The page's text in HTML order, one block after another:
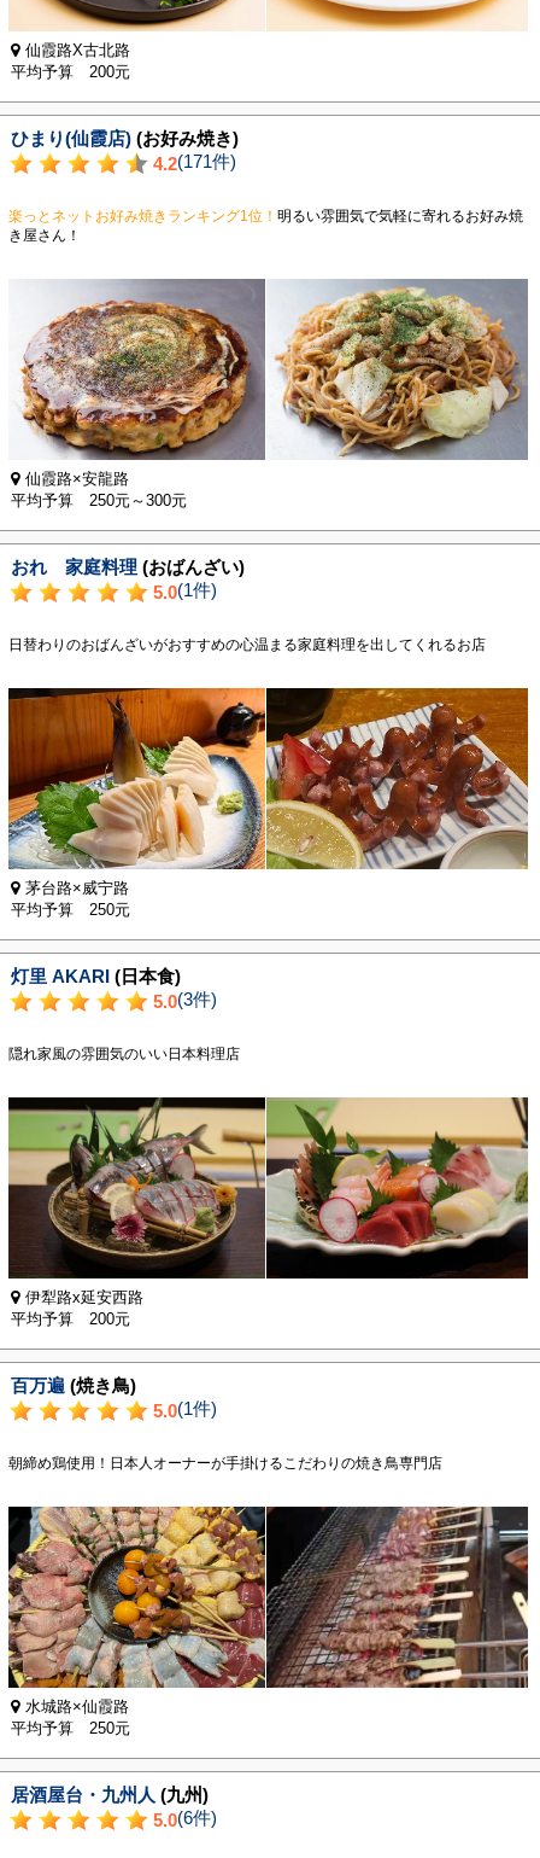
仙霞路X古北路
平均予算 200元
ひまり(仙霞店) (お好み焼き)
4.2(171件)
楽っとネットお好み焼きランキング1位！ 明るい雰囲気で気軽に寄れるお好み焼
き屋さん！
仙霞路×安龍路
平均予算 250元～300元
おれ 家庭料理 (おばんざい)
5.0(1件)
日替わりのおばんざいがおすすめの心温まる家庭料理を出してくれるお店
茅台路×威宁路
平均予算 250元
灯里 AKARI (日本食)
5.0(3件)
隠れ家風の雰囲気のいい日本料理店
伊犁路x延安西路
平均予算 200元
百万遍 (焼き鳥)
5.0(1件)
朝締め鶏使用！日本人オーナーが手掛けるこだわりの焼き鳥専門店
水城路×仙霞路
平均予算 250元
居酒屋台・九州人 (九州)
5.0(6件)